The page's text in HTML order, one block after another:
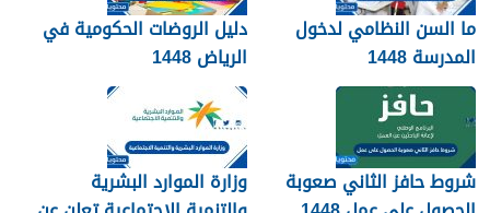
ما السن النظامي لدخول
المدرسة 1448
دليل الروضات الحكومية في
الرياض 1448
شروط حافز الثاني صعوبة
وزارة الموارد البشرية